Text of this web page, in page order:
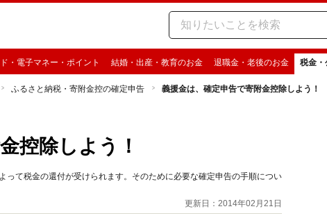
・電子マネー・ポイント 結婚・出産・教育のお金 退職金・老後のお金 税金・
ふるさと納税・寄附金控の確定申告 義援金は、確定申告で寄附金控除しよう！
控除しよう！
って税金の還付が受けられます。そのために必要な確定申告の手順につい
更新日：2014年02月21日